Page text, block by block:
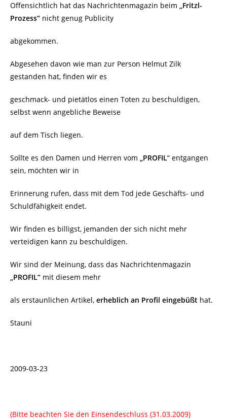
Offensichtlich hat das Nachrichtenmagazin beim „Fritzl-
Prozess“ nicht genug Publicity
abgekommen.
Abgesehen davon wie man zur Person Helmut Zilk
gestanden hat, finden wir es
geschmack- und pietätlos einen Toten zu beschuldigen,
selbst wenn angebliche Beweise
auf dem Tisch liegen.
Sollte es den Damen und Herren vom „PROFIL“ entgangen
sein, möchten wir in
Erinnerung rufen, dass mit dem Tod jede Geschäfts- und
Schuldfähigkeit endet.
Wir finden es billigst, jemanden der sich nicht mehr
verteidigen kann zu beschuldigen.
Wir sind der Meinung, dass das Nachrichtenmagazin
„PROFIL“ mit diesem mehr
als erstaunlichen Artikel, erheblich an Profil eingebüßt hat.
Stauni
2009-03-23
(Bitte beachten Sie den Einsendeschluss (31.03.2009)